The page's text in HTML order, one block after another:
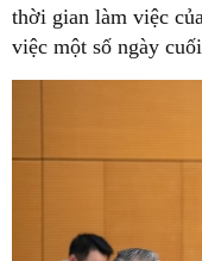
thời gian làm việc
việc một số ngày